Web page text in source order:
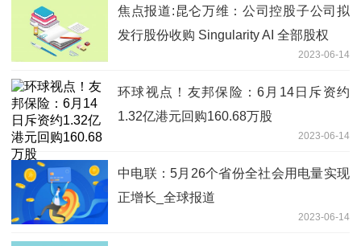
焦点报道:昆仑万维：公司控股子公司拟
发行股份收购 Singularity AI 全部股权
2023-06-14
环球视点！友邦保险：6月14日斥资约
1.32亿港元回购160.68万股
2023-06-14
中电联：5月26个省份全社会用电量实现
正增长_全球报道
2023-06-14